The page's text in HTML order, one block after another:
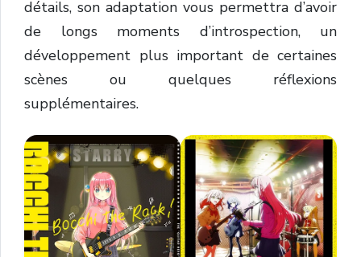
détails, son adaptation vous permettra d’avoir
de longs moments d’introspection, un
développement plus important de certaines
scènes ou quelques réflexions
supplémentaires.